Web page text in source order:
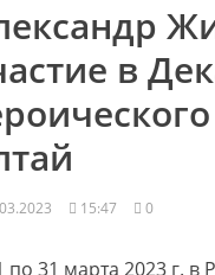
в
15:47 0
по 31 марта 2023 г. в